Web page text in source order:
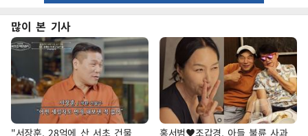
많이 본 기사
"서장훈, 28억에 산 서초 건물
홍서범♥조갑경, 아들 불륜 사과